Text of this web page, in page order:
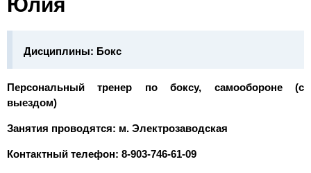
Дисциплины: Бокс
Персональный тренер по боксу, самообороне (c
выездом)
Занятия проводятся: м. Электрозаводская
Контактный телефон: 8-903-746-61-09